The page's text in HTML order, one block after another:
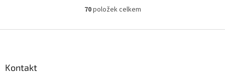
O
l
70položek celkem
Kontakt